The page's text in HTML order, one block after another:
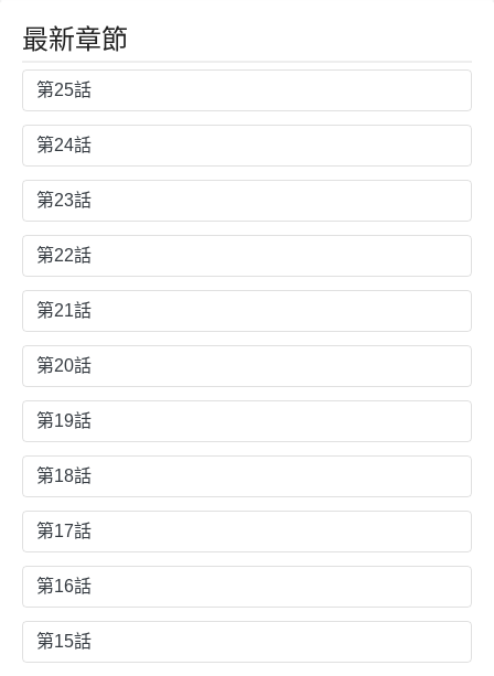
最新章節
第25話
第24話
第23話
第22話
第21話
第20話
第19話
第18話
第17話
第16話
第15話